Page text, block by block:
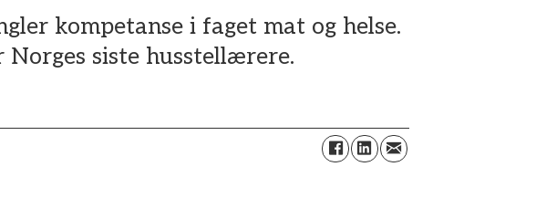
kompetanse i faget mat og helse.
siste husstellærere.